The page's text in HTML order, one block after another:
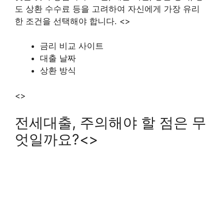
도 상환 수수료 등을 고려하여 자신에게 가장 유리
한 조건을 선택해야 합니다. <>
금리 비교 사이트
대출 날짜
상환 방식
<>
전세대출, 주의해야 할 점은 무
엇일까요?<>